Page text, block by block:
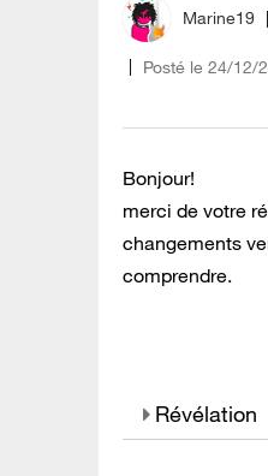
Marine19
Posté le ‎24/12/
Bonjour!
merci de votre
changements
comprendre.
Révélation